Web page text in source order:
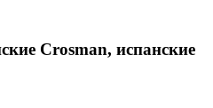
Crosman, испанские